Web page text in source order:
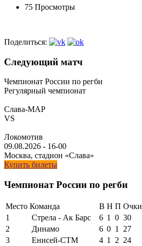
75 Просмотры
Поделиться:
Следующий матч
Чемпионат России по регби
Регулярный чемпионат
Слава-МАР
VS
Локомотив
09.08.2026 - 16-00
Москва, стадион «Слава»
Купить билеты
Чемпионат России по регби
Место Команда В Н П Очки
1
Стрела - Ак Барс 6 1 0 30
2
Динамо 6 0 1
27
3
Енисей-СТМ 4 1 2 24